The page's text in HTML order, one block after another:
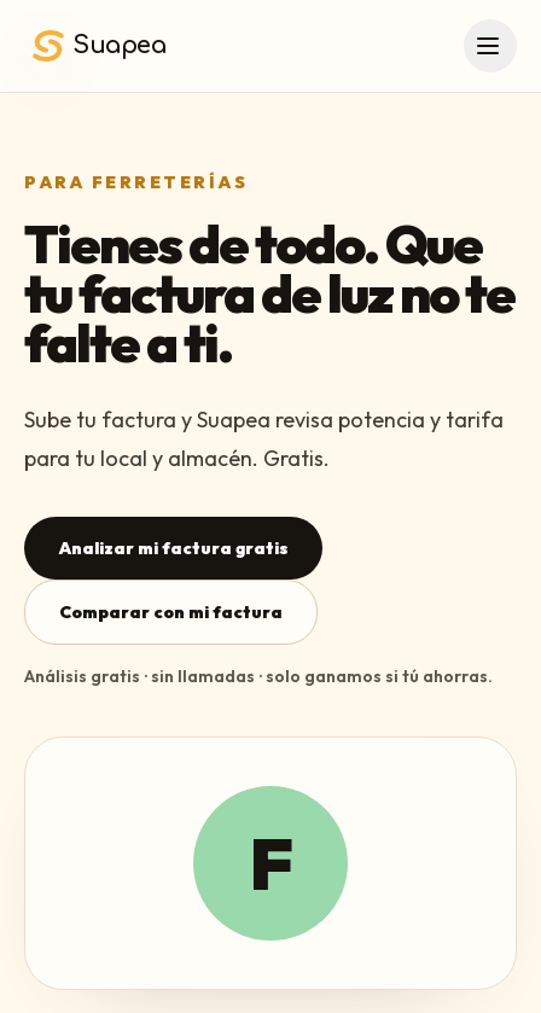
Suapea
PARA FERRETERÍAS
Tienes de todo. Que
tu factura de luz no te
falte a ti.
Sube tu factura y Suapea revisa potencia y tarifa
para tu local y almacén. Gratis.
Analizar mi factura gratis
Comparar con mi factura
Análisis gratis · sin llamadas · solo ganamos si tú ahorras.
F